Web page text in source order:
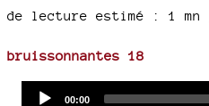
de lecture estimé : 1
bruissonnantes 18
Current
00:00